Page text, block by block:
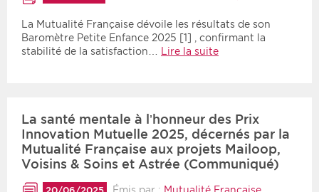
La Mutualité Française dévoile les résultats de son
Baromètre Petite Enfance 2025 [1] , confirmant la
stabilité de la satisfaction…
Lire la suite
La santé mentale à l’honneur des Prix
Innovation Mutuelle 2025, décernés par la
Mutualité Française aux projets Mailoop,
Voisins & Soins et Astrée (Communiqué)
Émis par : Mutualité Française